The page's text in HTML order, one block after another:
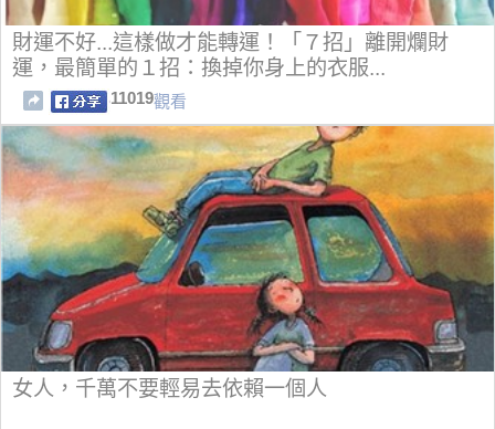
財運不好...這樣做才能轉運！「７招」離開爛財
運，最簡單的１招：換掉你身上的衣服...
11019觀看
女人，千萬不要輕易去依賴一個人